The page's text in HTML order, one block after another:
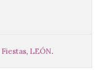
Fiestas, LEÓN.